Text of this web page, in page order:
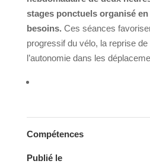
stages ponctuels organisé
besoins. Ces séances
progressif du vélo, la reprise
l’autonomie dans les
Compétences
Publié le